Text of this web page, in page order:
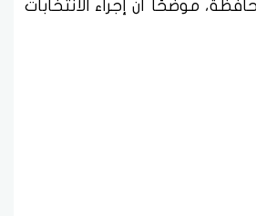
تشمل المرحلة الأولى 14 محافظة، والثانية 13 محافظة، موضحًا أن إجراء الانتخابات